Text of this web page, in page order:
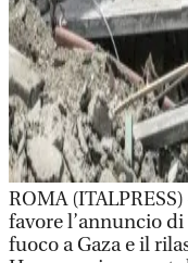
ROMA
favore l’annuncio
fuoco a Gaza e il